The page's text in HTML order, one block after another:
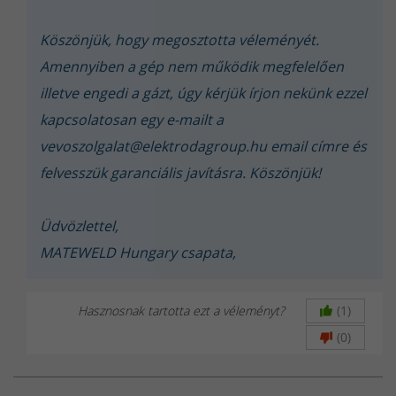
• Egy 250A-es gép kimenő teljesítménye:
• A bemeneti teljesítmény a hatásfok miatt ennél is nagyobb:
6.5 kW / 0.85 ≈ 7.65 kW
Egy normál háztartási hálózat ezt már nem tudja
biztosítani,hiszen:
terhelést minden háztartásban.
300A – egyfázisról lehetetlen
Köszönjük, hogy megosztotta véleményét.
Amennyiben a gép nem működik megfelelően
illetve engedi a gázt, úgy kérjük írjon nekünk ezzel
kapcsolatosan egy e-mailt a
vevoszolgalat@elektrodagroup.hu email címre és
felvesszük garanciális javításra. Köszönjük!
Üdvözlettel,
MATEWELD Hungary csapata,
Hasznosnak tartotta ezt a véleményt?
(1)
(0)